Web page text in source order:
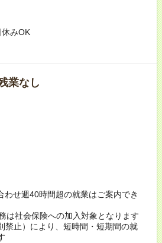
みOK
業なし
せ週40時間超の就業はご案内でき
は社会保険への加入対象となります
止）により、短時間・短期間の就